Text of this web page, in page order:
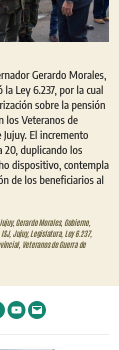
Gerardo Morales,
Ley 6.237, por la cual
sobre la pensión
los Veteranos de
El incremento
20, duplicando los
dispositivo, contempla
de los beneficiarios al
,Gerardo Morales, Gobierno,
ISJ, Jujuy,Legislatura, Ley 6.237,
, Veteranos de Guerra de
YouTubeCorreo